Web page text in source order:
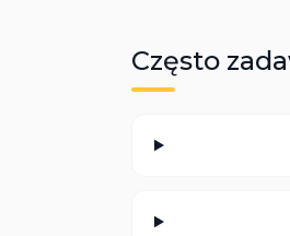
Często